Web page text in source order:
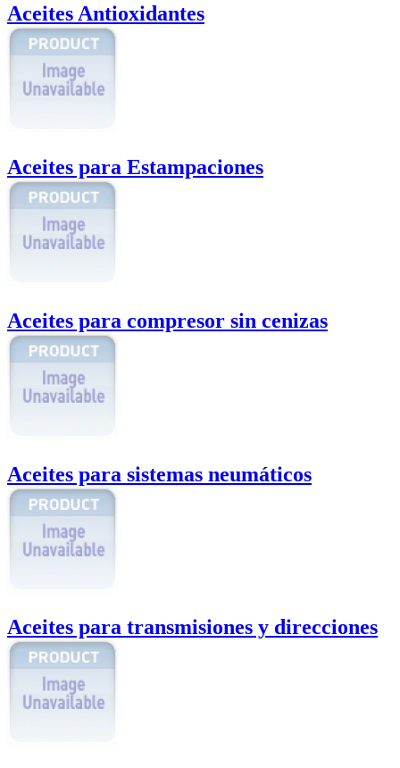
Aceites Antioxidantes
Aceites para Estampaciones
Aceites para compresor sin cenizas
Aceites para sistemas neumáticos
Aceites para transmisiones y direcciones